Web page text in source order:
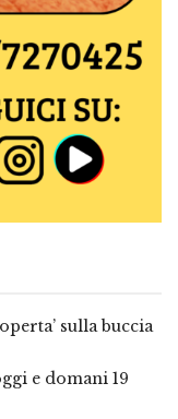
sulla buccia
e domani 19